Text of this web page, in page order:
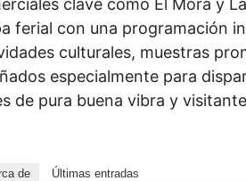
clave como El Mora y
ferial con una programación
culturales, muestras
especialmente para
de pura buena vibra y
de Últimas entradas